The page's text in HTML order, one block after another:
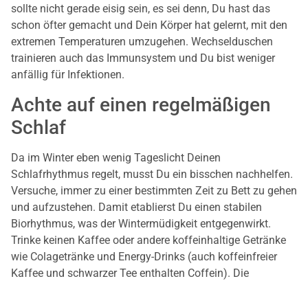
sollte nicht gerade eisig sein, es sei denn, Du hast das
schon öfter gemacht und Dein Körper hat gelernt, mit den
extremen Temperaturen umzugehen. Wechselduschen
trainieren auch das Immunsystem und Du bist weniger
anfällig für Infektionen.
Achte auf einen regelmäßigen
Schlaf
Da im Winter eben wenig Tageslicht Deinen
Schlafrhythmus regelt, musst Du ein bisschen nachhelfen.
Versuche, immer zu einer bestimmten Zeit zu Bett zu gehen
und aufzustehen. Damit etablierst Du einen stabilen
Biorhythmus, was der Wintermüdigkeit entgegenwirkt.
Trinke keinen Kaffee oder andere koffeinhaltige Getränke
wie Colagetränke und Energy-Drinks (auch koffeinfreier
Kaffee und schwarzer Tee enthalten Coffein). Die